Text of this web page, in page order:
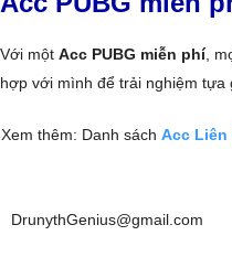
Với một Acc PUBG miễn phí,
hợp với mình để trải nghiệm tựa
Xem thêm: Danh sách Acc Liên
DrunythGenius@gmail.com